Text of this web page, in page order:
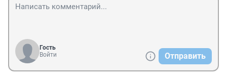
Гость
Войти
Отправить